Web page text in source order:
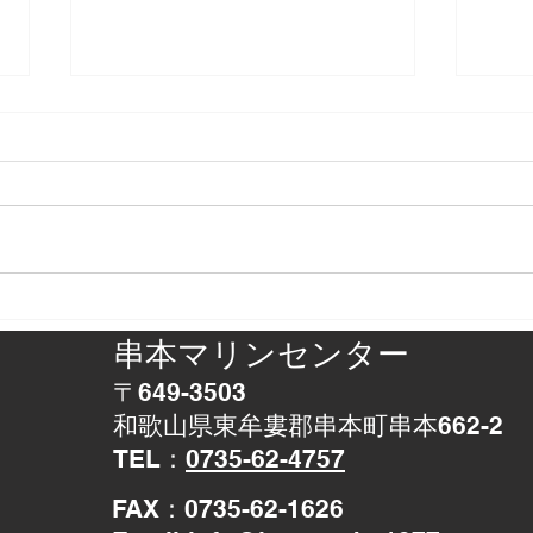
正体判明
串本マリンセンター
〒649-3503
和歌山県東牟婁郡串本町串本662-2
TEL： 0735-62-4757
​FAX：0735-62-1626